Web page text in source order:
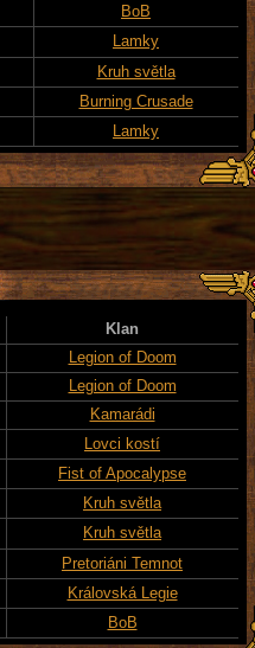
BoB
Lamky
Kruh světla
Burning Crusade
Lamky
Klan
Legion of Doom
Legion of Doom
Kamarádi
Lovci kostí
Fist of Apocalypse
Kruh světla
Kruh světla
Pretoriáni Temnot
Královská Legie
BoB